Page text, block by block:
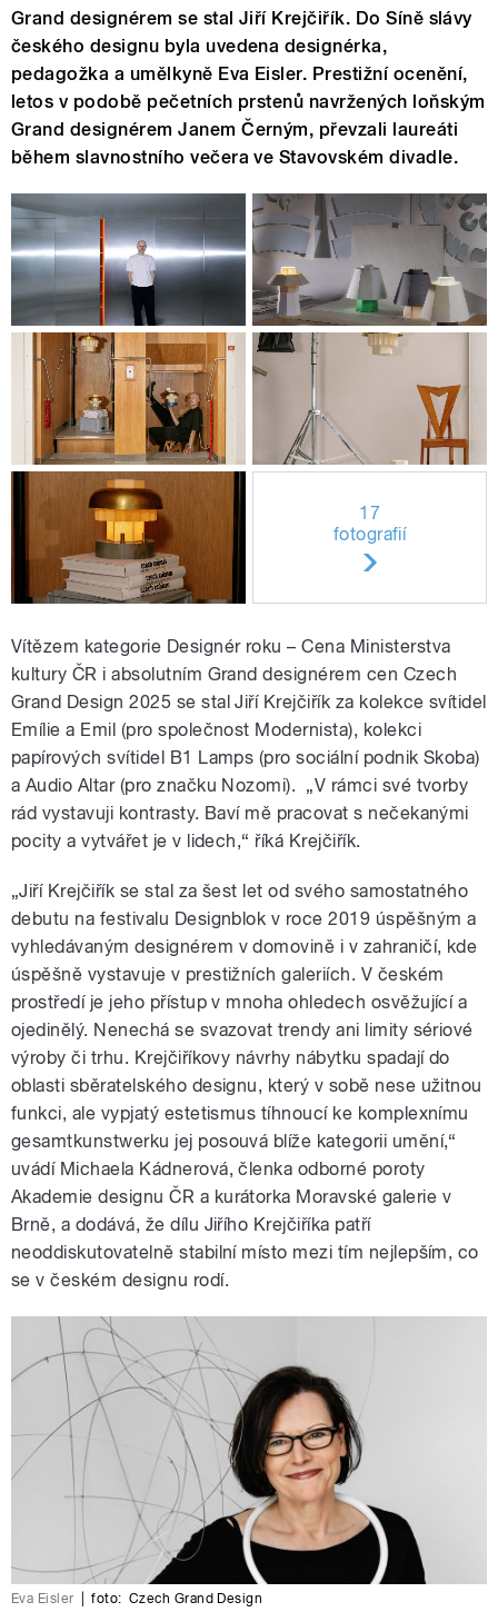
Grand designérem se stal Jiří Krejčiřík. Do Síně slávy
českého designu byla uvedena designérka,
pedagožka a umělkyně Eva Eisler. Prestižní ocenění,
letos v podobě pečetních prstenů navržených loňským
Grand designérem Janem Černým, převzali laureáti
během slavnostního večera ve Stavovském divadle.
17
fotografií
Vítězem kategorie Designér roku – Cena Ministerstva
kultury ČR i absolutním Grand designérem cen Czech
Grand Design 2025 se stal Jiří Krejčiřík za kolekce svítidel
Emílie a Emil (pro společnost Modernista), kolekci
papírových svítidel B1 Lamps (pro sociální podnik Skoba)
a Audio Altar (pro značku Nozomi). „V rámci své tvorby
rád vystavuji kontrasty. Baví mě pracovat s nečekanými
pocity a vytvářet je v lidech,“ říká Krejčiřík.
„Jiří Krejčiřík se stal za šest let od svého samostatného
debutu na festivalu Designblok v roce 2019 úspěšným a
vyhledávaným designérem v domovině i v zahraničí, kde
úspěšně vystavuje v prestižních galeriích. V českém
prostředí je jeho přístup v mnoha ohledech osvěžující a
ojedinělý. Nenechá se svazovat trendy ani limity sériové
výroby či trhu. Krejčiříkovy návrhy nábytku spadají do
oblasti sběratelského designu, který v sobě nese užitnou
funkci, ale vypjatý estetismus tíhnoucí ke komplexnímu
gesamtkunstwerku jej posouvá blíže kategorii umění,“
uvádí Michaela Kádnerová, členka odborné poroty
Akademie designu ČR a kurátorka Moravské galerie v
Brně, a dodává, že dílu Jiřího Krejčiříka patří
neoddiskutovatelně stabilní místo mezi tím nejlepším, co
se v českém designu rodí.
Eva Eisler foto: Czech Grand Design